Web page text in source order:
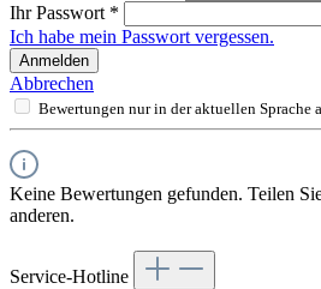
Ihr Passwort *
Ich habe mein Passwort vergessen.
Anmelden
Abbrechen
Bewertungen nur in der aktuellen Sprache
Keine Bewertungen gefunden. Teilen
anderen.
Service-Hotline